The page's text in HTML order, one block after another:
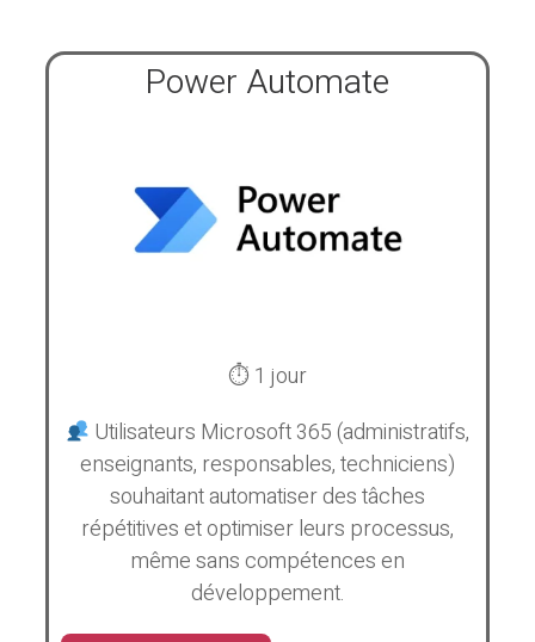
Power Automate
⏱ 1 jour
Utilisateurs Microsoft 365 (administratifs,
enseignants, responsables, techniciens)
souhaitant automatiser des tâches
répétitives et optimiser leurs processus,
même sans compétences en
développement.